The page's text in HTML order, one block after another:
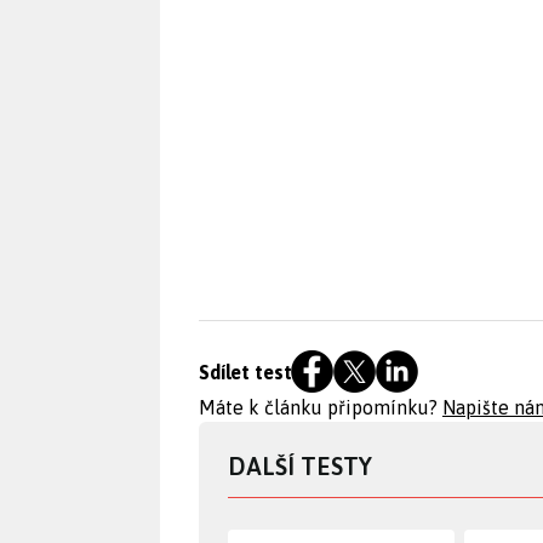
Sdílet test
Máte k článku připomínku? Napište
DALŠÍ TESTY